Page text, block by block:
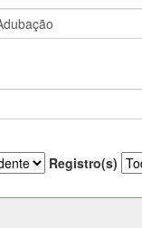
Registro(s)